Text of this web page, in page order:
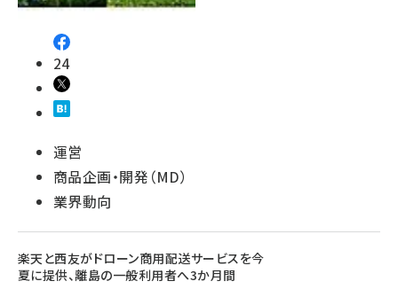
24
運営
商品企画・開発（MD）
業界動向
楽天と西友がドローン商用配送サービスを今
夏に提供、離島の一般利用者へ3か月間